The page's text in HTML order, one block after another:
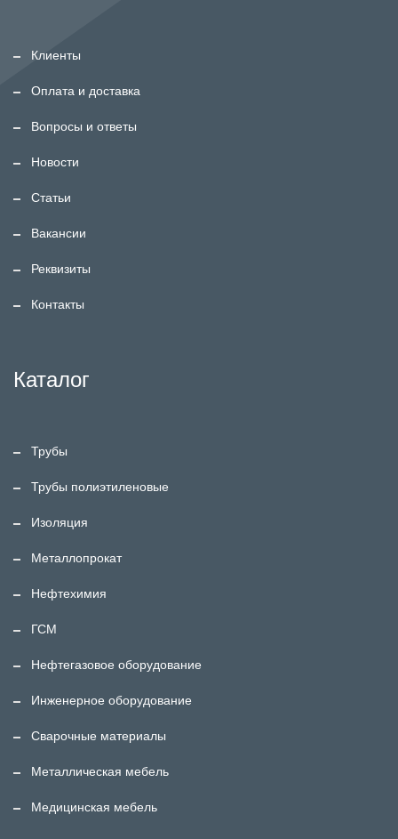
Клиенты
Оплата и доставка
Вопросы и ответы
Новости
Статьи
Вакансии
Реквизиты
Контакты
Каталог
Трубы
Трубы полиэтиленовые
Изоляция
Металлопрокат
Нефтехимия
ГСМ
Нефтегазовое оборудование
Инженерное оборудование
Сварочные материалы
Металлическая мебель
Медицинская мебель